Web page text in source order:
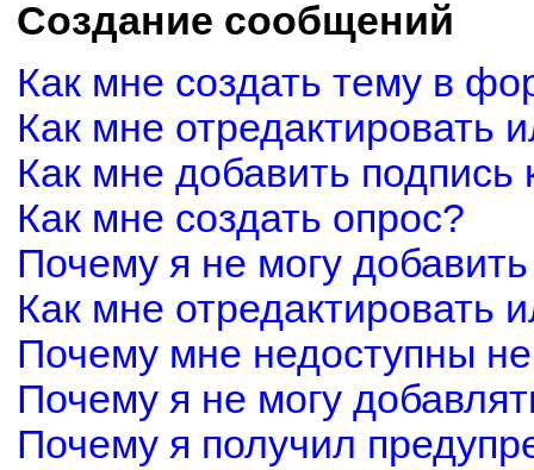
Создание сообщений
Как мне создать тему в
Как мне отредактировать
Как мне добавить
Как мне создать опрос?
Почему я не могу
Как мне отредактировать
Почему мне недоступны
Почему я не могу
Почему я получил